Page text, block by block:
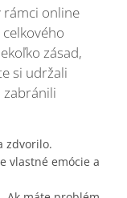
rámci online
zásad,
si udržali
zabránili
zdvorilo.
vlastné emócie a